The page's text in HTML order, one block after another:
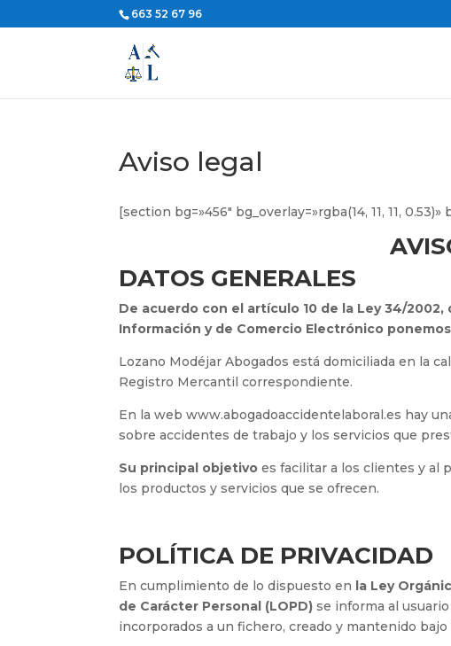
663 52 67 96
Aviso legal
[section bg=»456″ bg_overlay=»rgba(14, 11, 11,
DATOS GENERALES
De acuerdo con el artículo 10 de la Ley 34/2002,
Información y de Comercio Electrónico
Lozano Modéjar Abogados está domiciliada en la
Registro Mercantil correspondiente.
En la web www.abogadoaccidentelaboral.es hay
sobre accidentes de trabajo y los servicios que
Su principal objetivo es facilitar a los clientes y al
los productos y servicios que se ofrecen.
POLÍTICA DE PRIVACIDAD
En cumplimiento de lo dispuesto en la Ley
de Carácter Personal (LOPD) se informa al
incorporados a un fichero, creado y mantenido